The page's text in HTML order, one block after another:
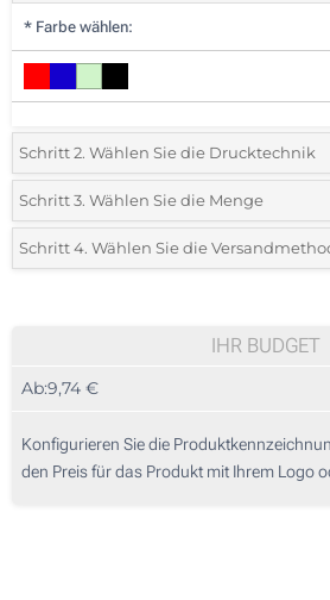
* Farbe wählen:
Schritt 2. Wählen Sie die Drucktechnik
*Wählen Sie die Druck- und Farbtechniken
1 Farbig (Auf der Vorderseite)
3 Farbig (Auf der Vorderseite)
Ohne Werbedruck
Schritt 3. Wählen Sie die Menge
*Bitte wählen Sie Ihre gewünschte Menge
20
100
Schritt 4. Wählen Sie die
IHR BUDGET
Ab:9,74 €
Konfigurieren Sie die
den Preis für das Produkt mit Ihrem Logo